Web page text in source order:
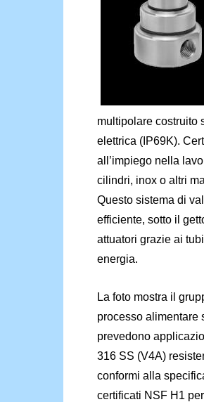
multipolare costruito
elettrica (IP69K).
all’impiego nella
cilindri, inox o altri
Questo sistema di
efficiente, sotto il
attuatori grazie ai
energia.
La foto mostra il
processo alimentare
prevedono
316 SS (V4A)
conformi alla
certificati NSF H1